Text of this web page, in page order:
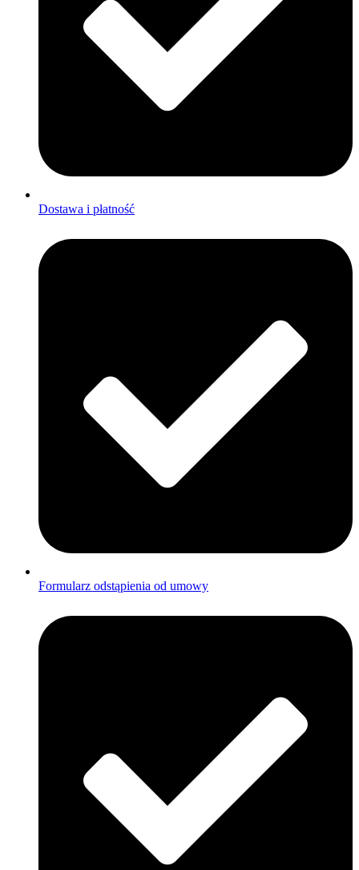
Dostawa i płatność
Formularz odstąpienia od umowy